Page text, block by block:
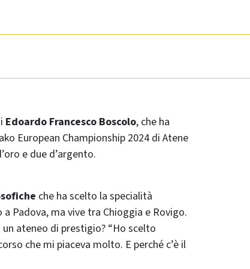
Edoardo Francesco Boscolo, che ha
European Championship 2024 di Atene
e due d’argento.
che ha scelto la specialità
Padova, ma vive tra Chioggia e Rovigo.
un ateneo di prestigio? “Ho scelto
che mi piaceva molto. E perché c’è il